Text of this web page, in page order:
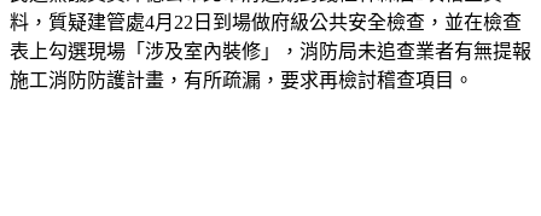
民進黨議員吳沛憶公布北市府近期對錢櫃林森店3次稽查資
料，質疑建管處4月22日到場做府級公共安全檢查，並在檢查
表上勾選現場「涉及室內裝修」，消防局未追查業者有無提報